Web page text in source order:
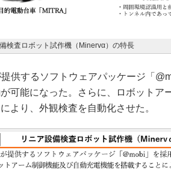
検査ロボット試作機（Minervα）の特長
供するソフトウェアパッケージ「
可能になった。さらに、ロボットア
より、外観検査を自動化させた。